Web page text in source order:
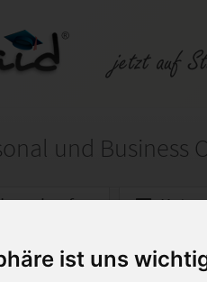
ist uns
verkaufen